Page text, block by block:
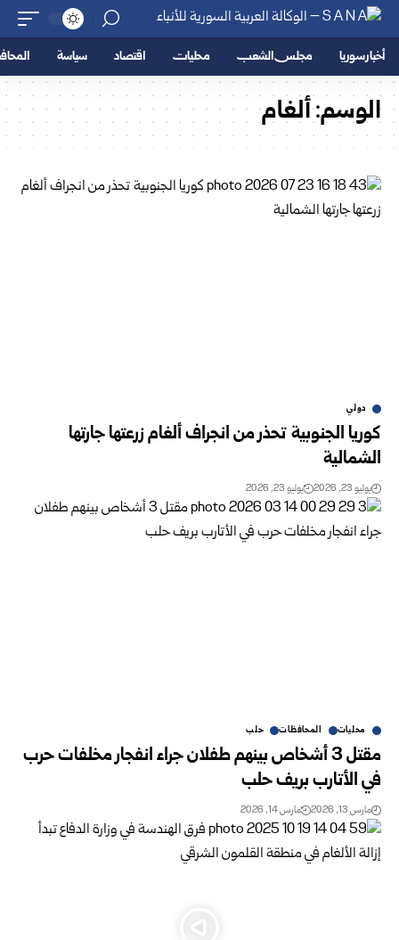
أخبار سوريا مجلس الشعب محليات اقتصاد سياسة
الوسم:ألغام
دولي
كوريا الجنوبية تحذر من انجراف ألغام زرعتها جارتها
الشمالية
يوليو 23, 2026 يوليو 23, 2026
محليات المحافظات حلب
مقتل 3 أشخاص بينهم طفلان جراء انفجار مخلفات حرب
في الأتارب بريف حلب
مارس 13, 2026 مارس 14, 2026